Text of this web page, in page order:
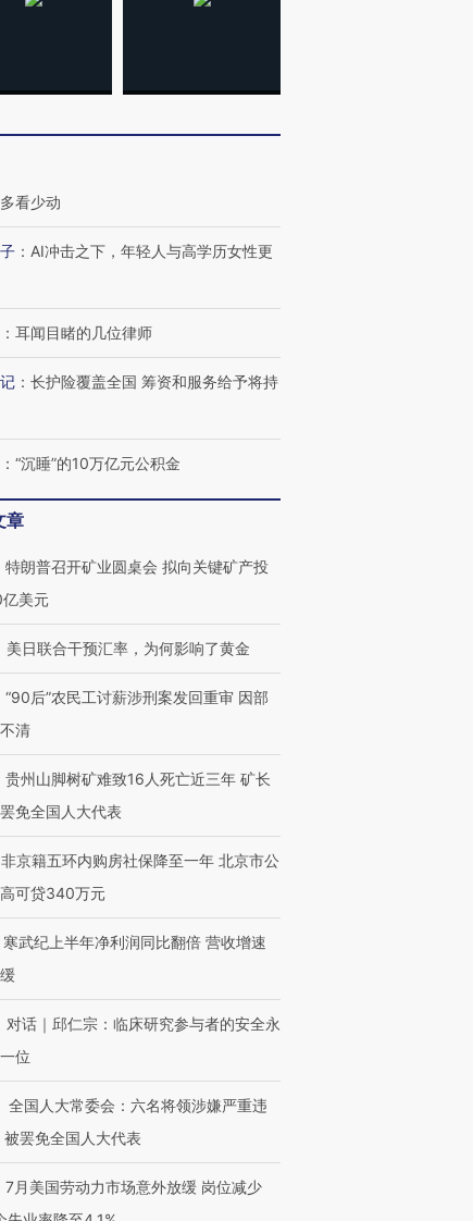
私7万
内含3种
视线｜被称为“蟑螂”的印
度Z世代 用街头抗争将教
视线｜“入侵”还是“人道危
机”？难民潮撕裂西班牙
届链博
【商旅对话】华住集团
多看少动
： AI冲击之下，年轻人与高学历女性更
： 耳闻目睹的几位律师
： 长护险覆盖全国 筹资和服务给予将持
： “沉睡”的10万亿元公积金
章
特朗普召开矿业圆桌会 拟向关键矿产投
美元
美日联合干预汇率，为何影响了黄金
“90后”农民工讨薪涉刑案发回重审 因部
清
贵州山脚树矿难致16人死亡近三年 矿长
免全国人大代表
非京籍五环内购房社保降至一年 北京市公
可贷340万元
寒武纪上半年净利润同比翻倍 营收增速
对话｜邱仁宗：临床研究参与者的安全永
位
全国人大常委会：六名将领涉嫌严重违
被罢免全国人大代表
7月美国劳动力市场意外放缓 岗位减少